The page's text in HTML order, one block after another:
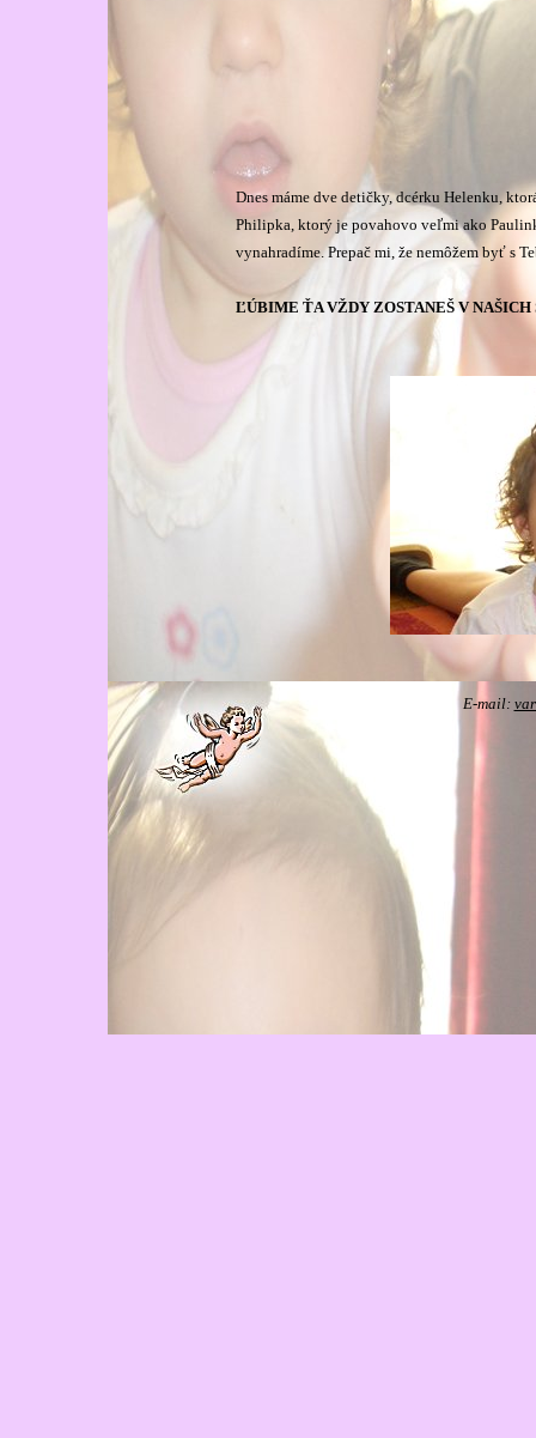
Dnes máme dve detičky, dcérku Helenku,
Philipka, ktorý je povahovo veľmi ako
vynahradíme. Prepač mi, že nemôžem byť s
ĽÚBIME ŤA VŽDY ZOSTANEŠ V
E-mail: